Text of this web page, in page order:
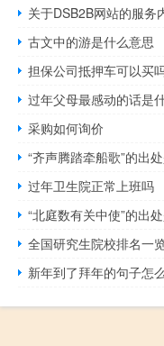
关于DSB2B网站的服务
古文中的游是什么意思
担保公司抵押车可以买
过年父母最感动的话是
采购如何询价
“齐声腾踏牵船歌”的出
过年卫生院正常上班吗
“北庭数有关中使”的出
全国研究生院校排名一
新年到了拜年的句子怎